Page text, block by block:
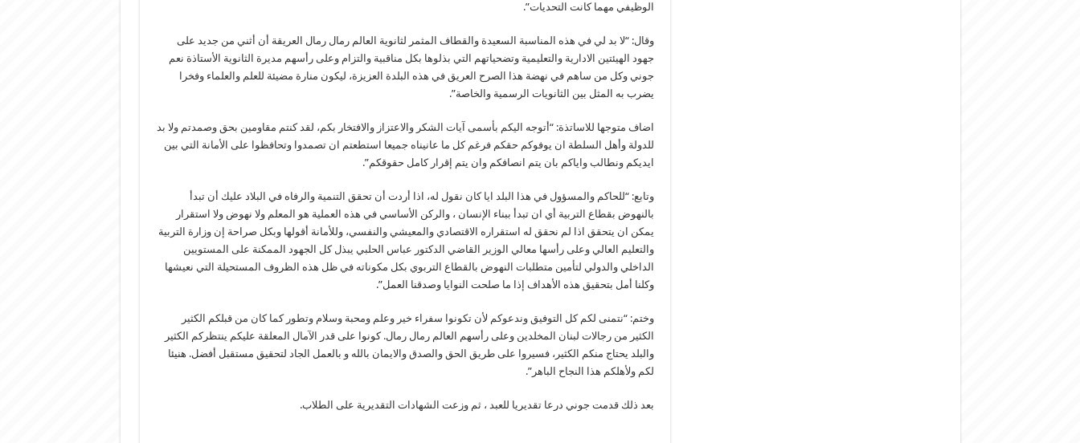
الوظيفي مهما كانت التحديات”.
وقال: “لا بد لي في هذه المناسبة السعيدة والقطاف المثمر لثانوية العالم رمال رمال العريقة أن أثني من جديد على
جهود الهيئتين الادارية والتعليمية وتضحياتهم التي بذلوها بكل مناقبية والتزام وعلى رأسهم مديرة الثانوية الأستاذة نعم
جوني وكل من ساهم في نهضة هذا الصرح العريق في هذه البلدة العزيزة، ليكون منارة مضيئة للعلم والعلماء وفخرا
يضرب به المثل بين الثانويات الرسمية والخاصة”.
اضاف متوجها للاساتذة: “أتوجه اليكم بأسمى آيات الشكر والاعتزاز والافتخار بكم، لقد كنتم مقاومين بحق وصمدتم ولا بد
للدولة وأهل السلطة ان يوفوكم حقكم فرغم كل ما عانيناه جميعا استطعتم ان تصمدوا وتحافظوا على الأمانة التي بين
ايديكم ونطالب واياكم بان يتم انصافكم وان يتم إقرار كامل حقوقكم”.
وتابع: “للحاكم والمسؤول في هذا البلد ايا كان نقول له، اذا أردت أن تحقق التنمية والرفاه في البلاد عليك أن تبدأ
بالنهوض بقطاع التربية أي ان تبدأ ببناء الإنسان ، والركن الأساسي في هذه العملية هو المعلم ولا نهوض ولا استقرار
يمكن ان يتحقق اذا لم نحقق له استقراره الاقتصادي والمعيشي والنفسي، وللأمانة أقولها وبكل صراحة إن وزارة التربية
والتعليم العالي وعلى رأسها معالي الوزير القاضي الدكتور عباس الحلبي يبذل كل الجهود الممكنة على المستويين
الداخلي والدولي لتأمين متطلبات النهوض بالقطاع التربوي بكل مكوناته في ظل هذه الظروف المستحيلة التي نعيشها
وكلنا أمل بتحقيق هذه الأهداف إذا ما صلحت النوايا وصدقنا العمل”.
وختم: “نتمنى لكم كل التوفيق وندعوكم لأن تكونوا سفراء خير وعلم ومحبة وسلام وتطور كما كان من قبلكم الكثير
الكثير من رجالات لبنان المخلدين وعلى رأسهم العالم رمال رمال. كونوا على قدر الآمال المعلقة عليكم ينتظركم الكثير
والبلد يحتاج منكم الكثير، فسيروا على طريق الحق والصدق والايمان بالله و بالعمل الجاد لتحقيق مستقبل أفضل. هنيئا
لكم ولأهلكم هذا النجاح الباهر”.
بعد ذلك قدمت جوني درعا تقديريا للعبد ، ثم وزعت الشهادات التقديرية على الطلاب.